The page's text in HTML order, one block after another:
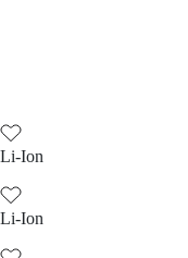
Li-Ion
Li-Ion